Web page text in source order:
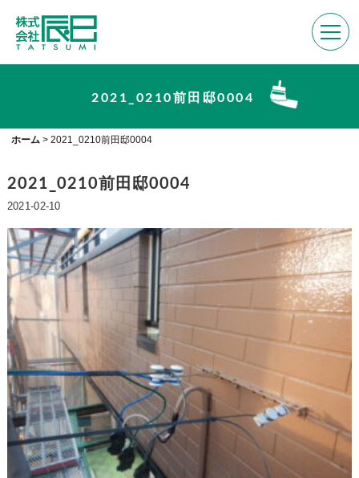
2021_0210前田邸0004
ホーム> 2021_0210前田邸0004
2021_0210前田邸0004
2021-02-10